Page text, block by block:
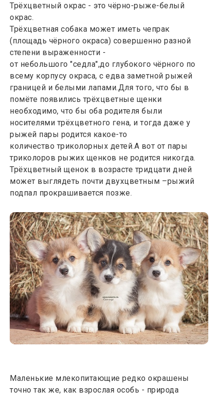
Трёхцветный окрас - это чёрно-рыже-белый
окрас.
Трёхцветная собака может иметь чепрак
(площадь чёрного окраса) совершенно разной
степени выраженности -
от небольшого "седла",до глубокого чёрного по
всему корпусу окраса, с едва заметной рыжей
границей и белыми лапами.Для того, что бы в
помёте появились трёхцветные щенки
необходимо, что бы оба родителя были
носителями трёхцветного гена, и тогда даже у
рыжей пары родится какое-то
количество триколорных детей.А вот от пары
триколоров рыжих щенков не родится никогда.
Трёхцветный щенок в возрасте тридцати дней
может выглядеть почти двухцветным –рыжий
подпал прокрашивается позже.
Маленькие млекопитающие редко окрашены
точно так же, как взрослая особь - природа